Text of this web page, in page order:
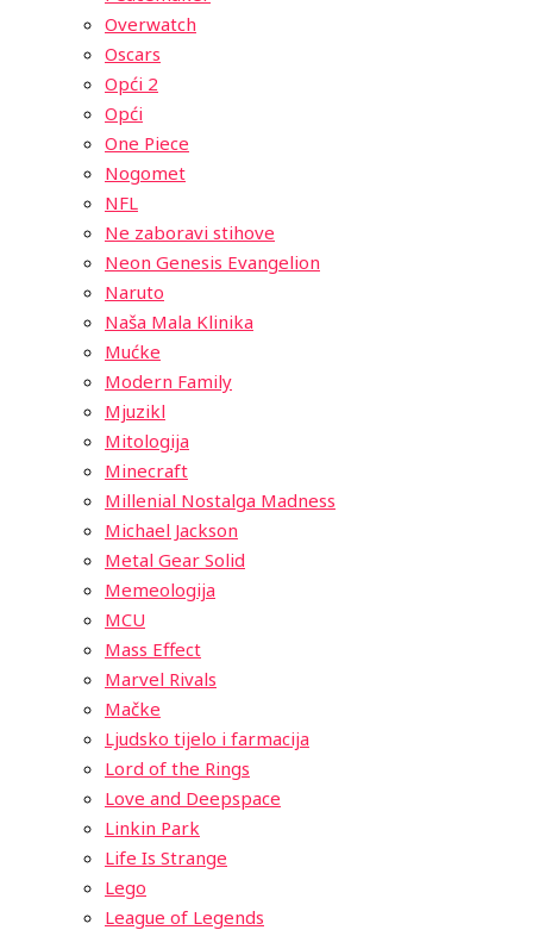
Overwatch
Oscars
Opći 2
Opći
One Piece
Nogomet
NFL
Ne zaboravi stihove
Neon Genesis Evangelion
Naruto
Naša Mala Klinika
Mućke
Modern Family
Mjuzikl
Mitologija
Minecraft
Millenial Nostalga Madness
Michael Jackson
Metal Gear Solid
Memeologija
MCU
Mass Effect
Marvel Rivals
Mačke
Ljudsko tijelo i farmacija
Lord of the Rings
Love and Deepspace
Linkin Park
Life Is Strange
Lego
League of Legends